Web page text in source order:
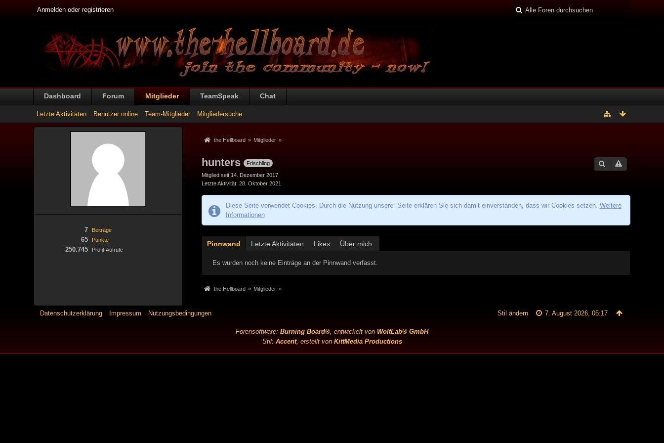
Anmelden oder registrieren
Dashboard Forum Mitglieder TeamSpeak Chat
Letzte Aktivitäten Benutzer online Team-Mitglieder Mitgliedersuche
Beiträge
7
Punkte
65
Profil-Aufrufe
250.745
the Hellboard » Mitglieder »
hunters
Frischling
Mitglied seit 14. Dezember 2017
Letzte Aktivität 28. Oktober 2021
Diese Seite verwendet Cookies. Durch die Nutzung unserer Seite erklären Sie sich damit einverstanden, dass wir Cookies setzen. Weitere
Informationen
Pinnwand Letzte Aktivitäten Likes Über mich
Es wurden noch keine Einträge an der Pinnwand verfasst.
the Hellboard » Mitglieder »
Datenschutzerklärung Impressum Nutzungsbedingungen 7. August 2026, 05:17
Stil ändern
Forensoftware: Burning Board®, entwickelt von WoltLab® GmbH
Stil: Accent, erstellt von KittMedia Productions